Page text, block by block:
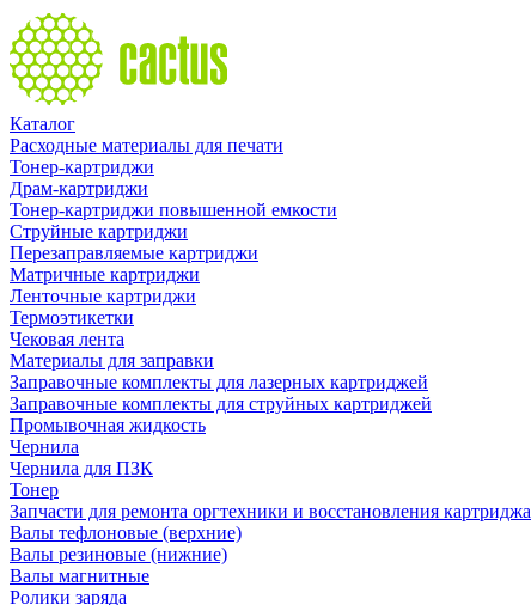
Каталог
Расходные материалы для печати
Тонер-картриджи
Драм-картриджи
Тонер-картриджи повышенной емкости
Струйные картриджи
Перезаправляемые картриджи
Матричные картриджи
Ленточные картриджи
Термоэтикетки
Чековая лента
Материалы для заправки
Заправочные комплекты для лазерных картриджей
Заправочные комплекты для струйных картриджей
Промывочная жидкость
Чернила
Чернила для ПЗК
Тонер
Запчасти для ремонта оргтехники и восстановления картриджа
Валы тефлоновые (верхние)
Валы резиновые (нижние)
Валы магнитные
Ролики заряда